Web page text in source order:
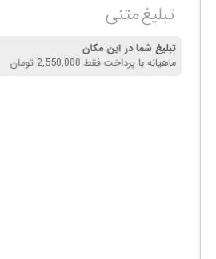
تبلیغ متنی
تبلیغ شما در این مکان
ماهیانه با پرداخت فقط 2,550,000 تومان